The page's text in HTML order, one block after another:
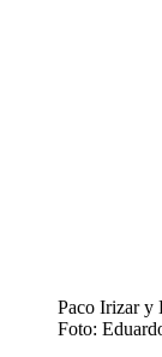
Paco Irizar y
Foto: